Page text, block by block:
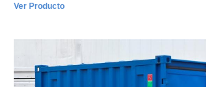
Ver Producto